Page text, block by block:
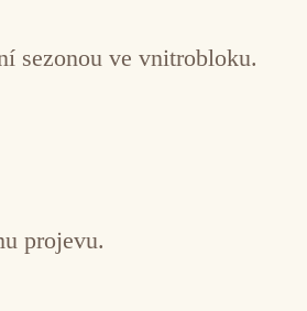
sezonou ve vnitrobloku.
projevu.